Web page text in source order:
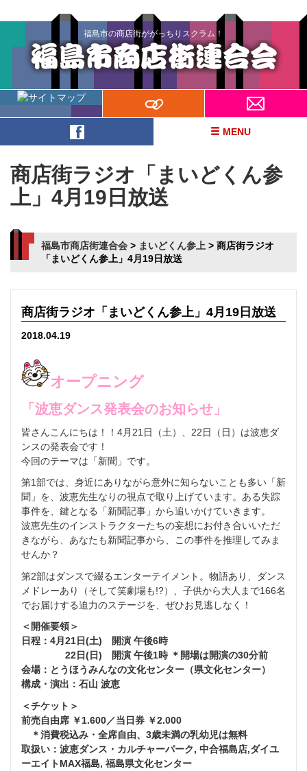
福島市の商店街ががっちりスクラム！
MENU
商店街ラジオ「まいどくん参
上」4月19日放送
福島市商店街連合会 > まいどくん参上 > 商店街ラジオ
「まいどくん参上」4月19日放送
商店街ラジオ「まいどくん参上」4月19日放送
2018.04.19
オープニング
「波恵ダンス発表会のお知らせ」
皆さんこんにちは！！4月21日（土）、22日（日）は波恵ダ
ンスの発表会です！
今回のテーマは「新聞」です。
第1部では、身近にありながら意外に知らないことも多い「新
聞」を、波恵先生なりの視点で取り上げています。ある失踪
事件を、鍵となる「新聞記事」から追いかけていきます。
波恵先生のインストラクターたちの妄想にお付き合いいただ
きながら、あなたも新聞記事から、この事件を推理してみま
せんか？
第2部はダンスで綴るエンターテイメント。物語あり、ダンス
メドレーあり（そして笑劇場も!?）、子供から大人まで166名
でお届けする迫力のステージを、ぜひお見逃しなく！
＜開催要領＞
日程：4月21日(土) 開演 午後6時
22日(日) 開演 午後1時 ＊開場は開演の30分前
会場：とうほうみんなの文化センター（県文化センター）
構成・演出：石山 波恵
＜チケット＞
前売自由席 ￥1.600／当日券 ￥2.000
＊消費税込み・全席自由、3歳未満の乳幼児は無料
取扱い：波恵ダンス・カルチャーパーク, 中合福島店,ダイユ
ーエイトMAX福島, 福島県文化センター